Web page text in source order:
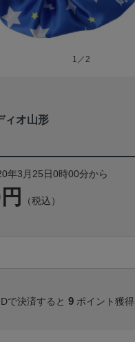
1／2
ィオ山形
年3月25日0時00分から
（税込）
で決済すると 9 ポイント獲得